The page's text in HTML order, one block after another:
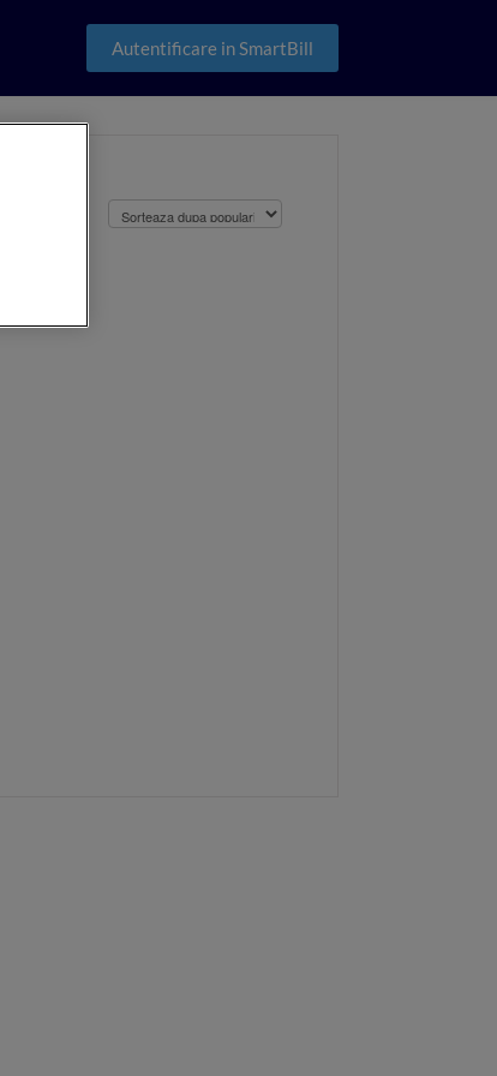
Autentificare in SmartBill